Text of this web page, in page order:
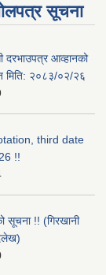
सूचना
दरभाउपत्र आव्हानको
मिति: २०८३/०२/२६
third date
!!
सूचना !! (गिरखानी